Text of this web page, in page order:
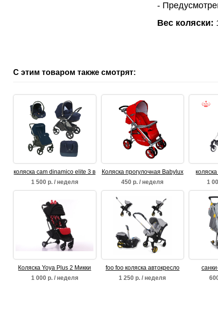
-
Вес коляски:
С этим товаром также смотрят:
коляска cam dinamico elite 3 в
1
1 500 р. / неделя
Коляска прогулочная Babylux
Marina
450 р. / неделя
1
Коляска Yoya Plus 2 Микки
1 000 р. / неделя
foo foo коляска автокресло
1 250 р. / неделя